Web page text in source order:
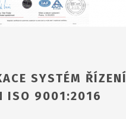
SYSTÉM ŘÍZENÍ
ISO 9001:2016